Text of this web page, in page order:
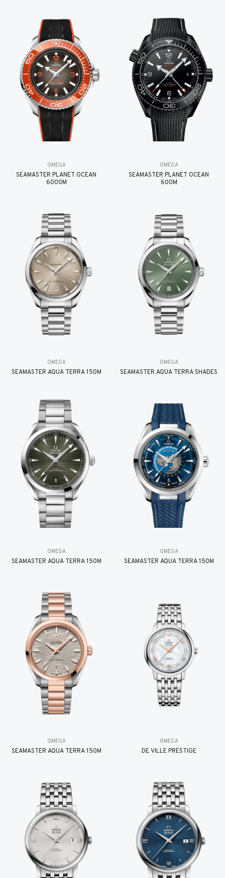
OMEGA
SEAMASTER PLANET OCEAN
6000M
OMEGA
SEAMASTER PLANET OCEAN
600M
OMEGA
SEAMASTER AQUA TERRA 150M
OMEGA
SEAMASTER AQUA TERRA SHADES
OMEGA
SEAMASTER AQUA TERRA 150M
OMEGA
SEAMASTER AQUA TERRA 150M
OMEGA
SEAMASTER AQUA TERRA 150M
OMEGA
DE VILLE PRESTIGE